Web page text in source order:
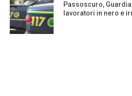
Passoscuro,
lavoratori in nero e